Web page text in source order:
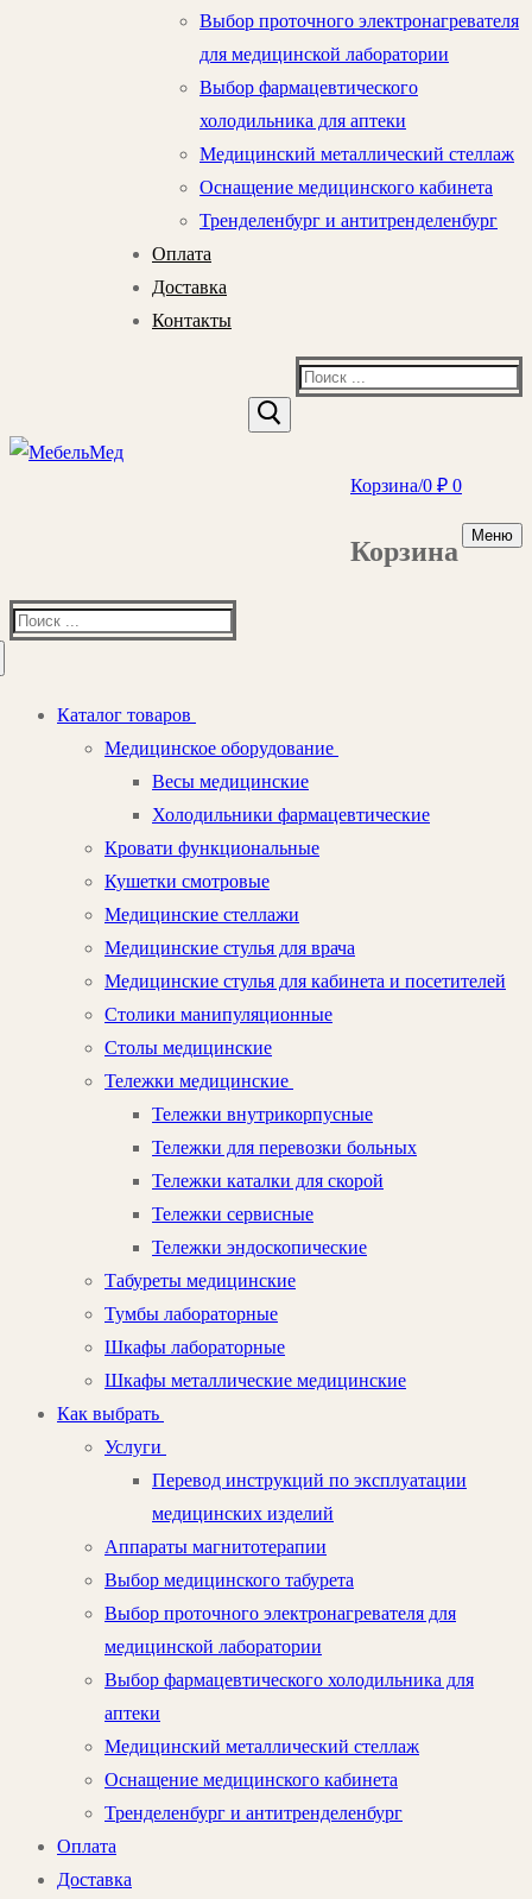
Выбор проточного электронагревателя
для медицинской лаборатории
Выбор фармацевтического
холодильника для аптеки
Медицинский металлический стеллаж
Оснащение медицинского кабинета
Тренделенбург и антитренделенбург
Оплата
Доставка
Контакты
Найти:
Корзина/0 ₽ 0
Корзина
Меню
Найти:
Каталог товаров
Медицинское оборудование
Весы медицинские
Холодильники фармацевтические
Кровати функциональные
Кушетки смотровые
Медицинские стеллажи
Медицинские стулья для врача
Медицинские стулья для кабинета и посетителей
Столики манипуляционные
Столы медицинские
Тележки медицинские
Тележки внутрикорпусные
Тележки для перевозки больных
Тележки каталки для скорой
Тележки сервисные
Тележки эндоскопические
Табуреты медицинские
Тумбы лабораторные
Шкафы лабораторные
Шкафы металлические медицинские
Как выбрать
Услуги
Перевод инструкций по эксплуатации
медицинских изделий
Аппараты магнитотерапии
Выбор медицинского табурета
Выбор проточного электронагревателя для
медицинской лаборатории
Выбор фармацевтического холодильника для
аптеки
Медицинский металлический стеллаж
Оснащение медицинского кабинета
Тренделенбург и антитренделенбург
Оплата
Доставка